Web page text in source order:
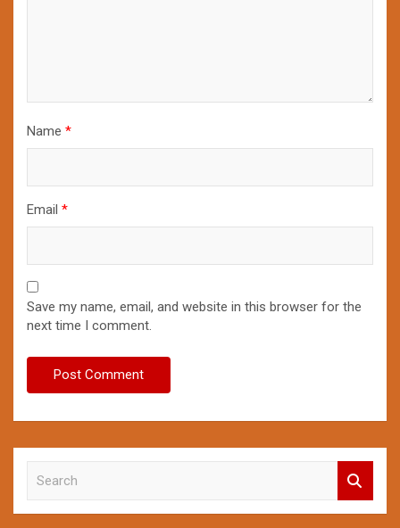
Name *
Email *
Save my name, email, and website in this browser for the
next time I comment.